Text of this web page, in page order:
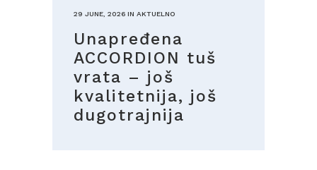
29 JUNE, 2026 IN AKTUELNO
Unapređena
ACCORDION tuš
vrata – još
kvalitetnija, još
dugotrajnija